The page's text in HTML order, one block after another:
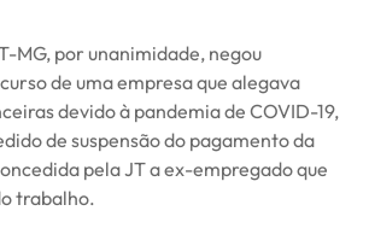
MG, por unanimidade, negou
de uma empresa que alegava
devido à pandemia de COVID-19,
de suspensão do pagamento da
pela JT a ex-empregado que
trabalho.